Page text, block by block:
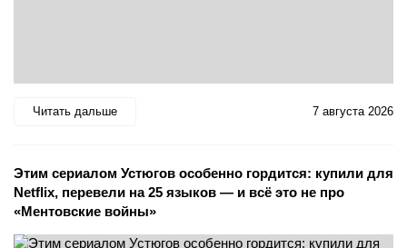
Читать дальше 7 августа 2026
Этим сериалом Устюгов особенно гордится: купили для
Netflix, перевели на 25 языков — и всё это не про
«Ментовские войны»